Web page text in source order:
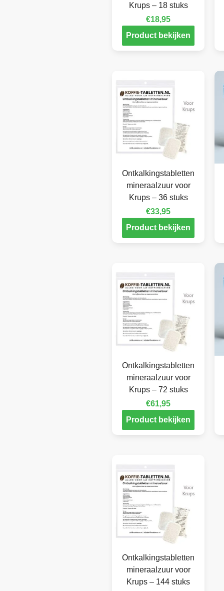
Krups – 18 stuks
€18,95
Product bekijken
Ontkalkingstabletten
mineraalzuur voor
Krups – 36 stuks
€33,95
Product bekijken
Ontkalkingstabletten
mineraalzuur voor
Krups – 72 stuks
€61,95
Product bekijken
Ontkalkingstabletten
mineraalzuur voor
Krups – 144 stuks